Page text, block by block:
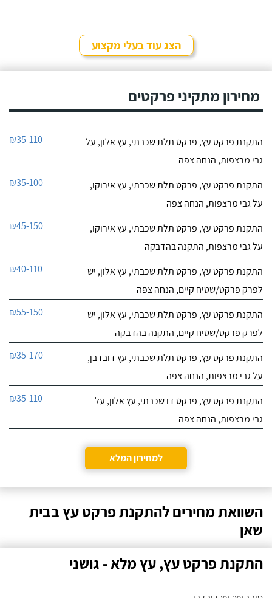
הצג עוד בעלי מקצוע
מחירון מתקיני פרקטים
התקנת פרקט עץ, פרקט תלת שכבתי, עץ אלון, על
גבי מרצפות, הנחה צפה
₪35-110
התקנת פרקט עץ, פרקט תלת שכבתי, עץ אירוקו,
על גבי מרצפות, הנחה צפה
₪35-100
התקנת פרקט עץ, פרקט תלת שכבתי, עץ אירוקו,
על גבי מרצפות, התקנה בהדבקה
₪45-150
התקנת פרקט עץ, פרקט תלת שכבתי, עץ אלון, יש
לפרק פרקט/שטיח קיים, הנחה צפה
₪40-110
התקנת פרקט עץ, פרקט תלת שכבתי, עץ אלון, יש
לפרק פרקט/שטיח קיים, התקנה בהדבקה
₪55-150
התקנת פרקט עץ, פרקט תלת שכבתי, עץ דובדבן,
על גבי מרצפות, הנחה צפה
₪35-170
התקנת פרקט עץ, פרקט דו שכבתי, עץ אלון, על
גבי מרצפות, הנחה צפה
₪35-110
למחירון המלא
השוואת מחירים להתקנת פרקט עץ בבית
שאן
התקנת פרקט עץ, עץ מלא - גושני